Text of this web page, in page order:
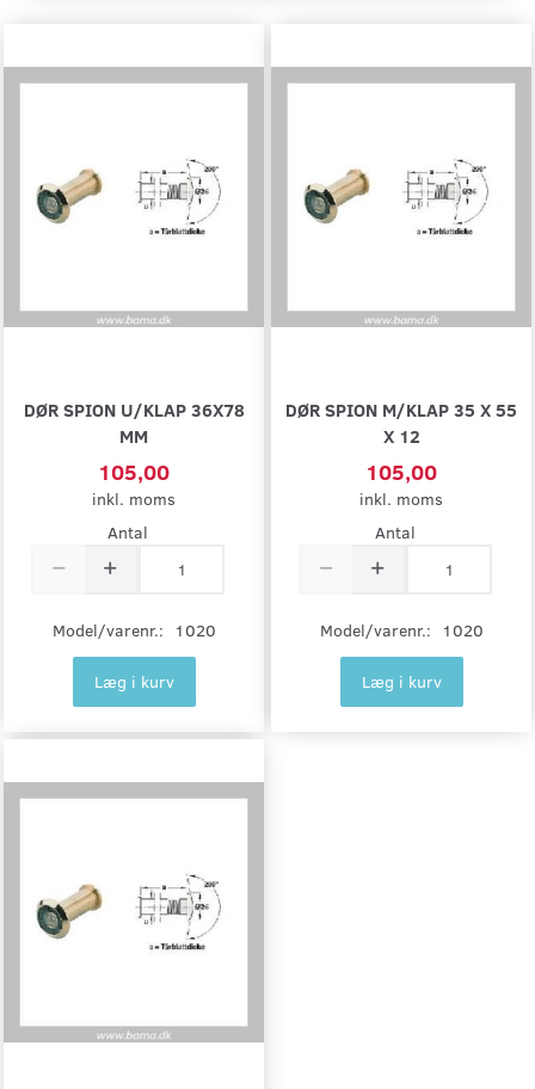
DØR SPION U/KLAP 36X78
MM
105,00
inkl. moms
Antal
Model/varenr.: 1020
Læg i kurv
DØR SPION M/KLAP 35 X 55
X 12
105,00
inkl. moms
Antal
Model/varenr.: 1020
Læg i kurv